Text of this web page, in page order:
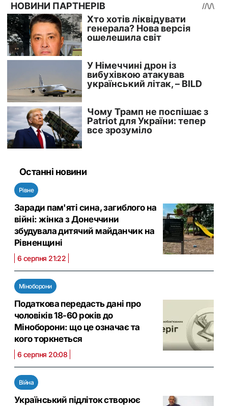
Останні новини
Рівне
Заради пам'яті сина, загиблого на
війні: жінка з Донеччини
збудувала дитячий майданчик на
Рівненщині
6 серпня 21:22
Міноборони
Податкова передасть дані про
чоловіків 18-60 років до
Міноборони: що це означає та
кого торкнеться
6 серпня 20:08
Війна
Український підліток створює